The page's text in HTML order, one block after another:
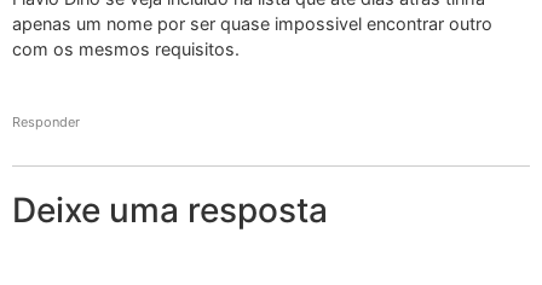
apenas um nome por ser quase impossivel encontrar outro
com os mesmos requisitos.
Responder
Deixe uma resposta